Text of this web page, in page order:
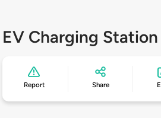
EV Charging
Report Share